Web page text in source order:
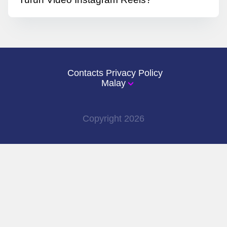
Contacts Privacy Policy
Malay
Copyright 2026